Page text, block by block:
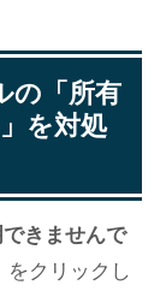
の「所有
を対処
きませんで
をクリックし